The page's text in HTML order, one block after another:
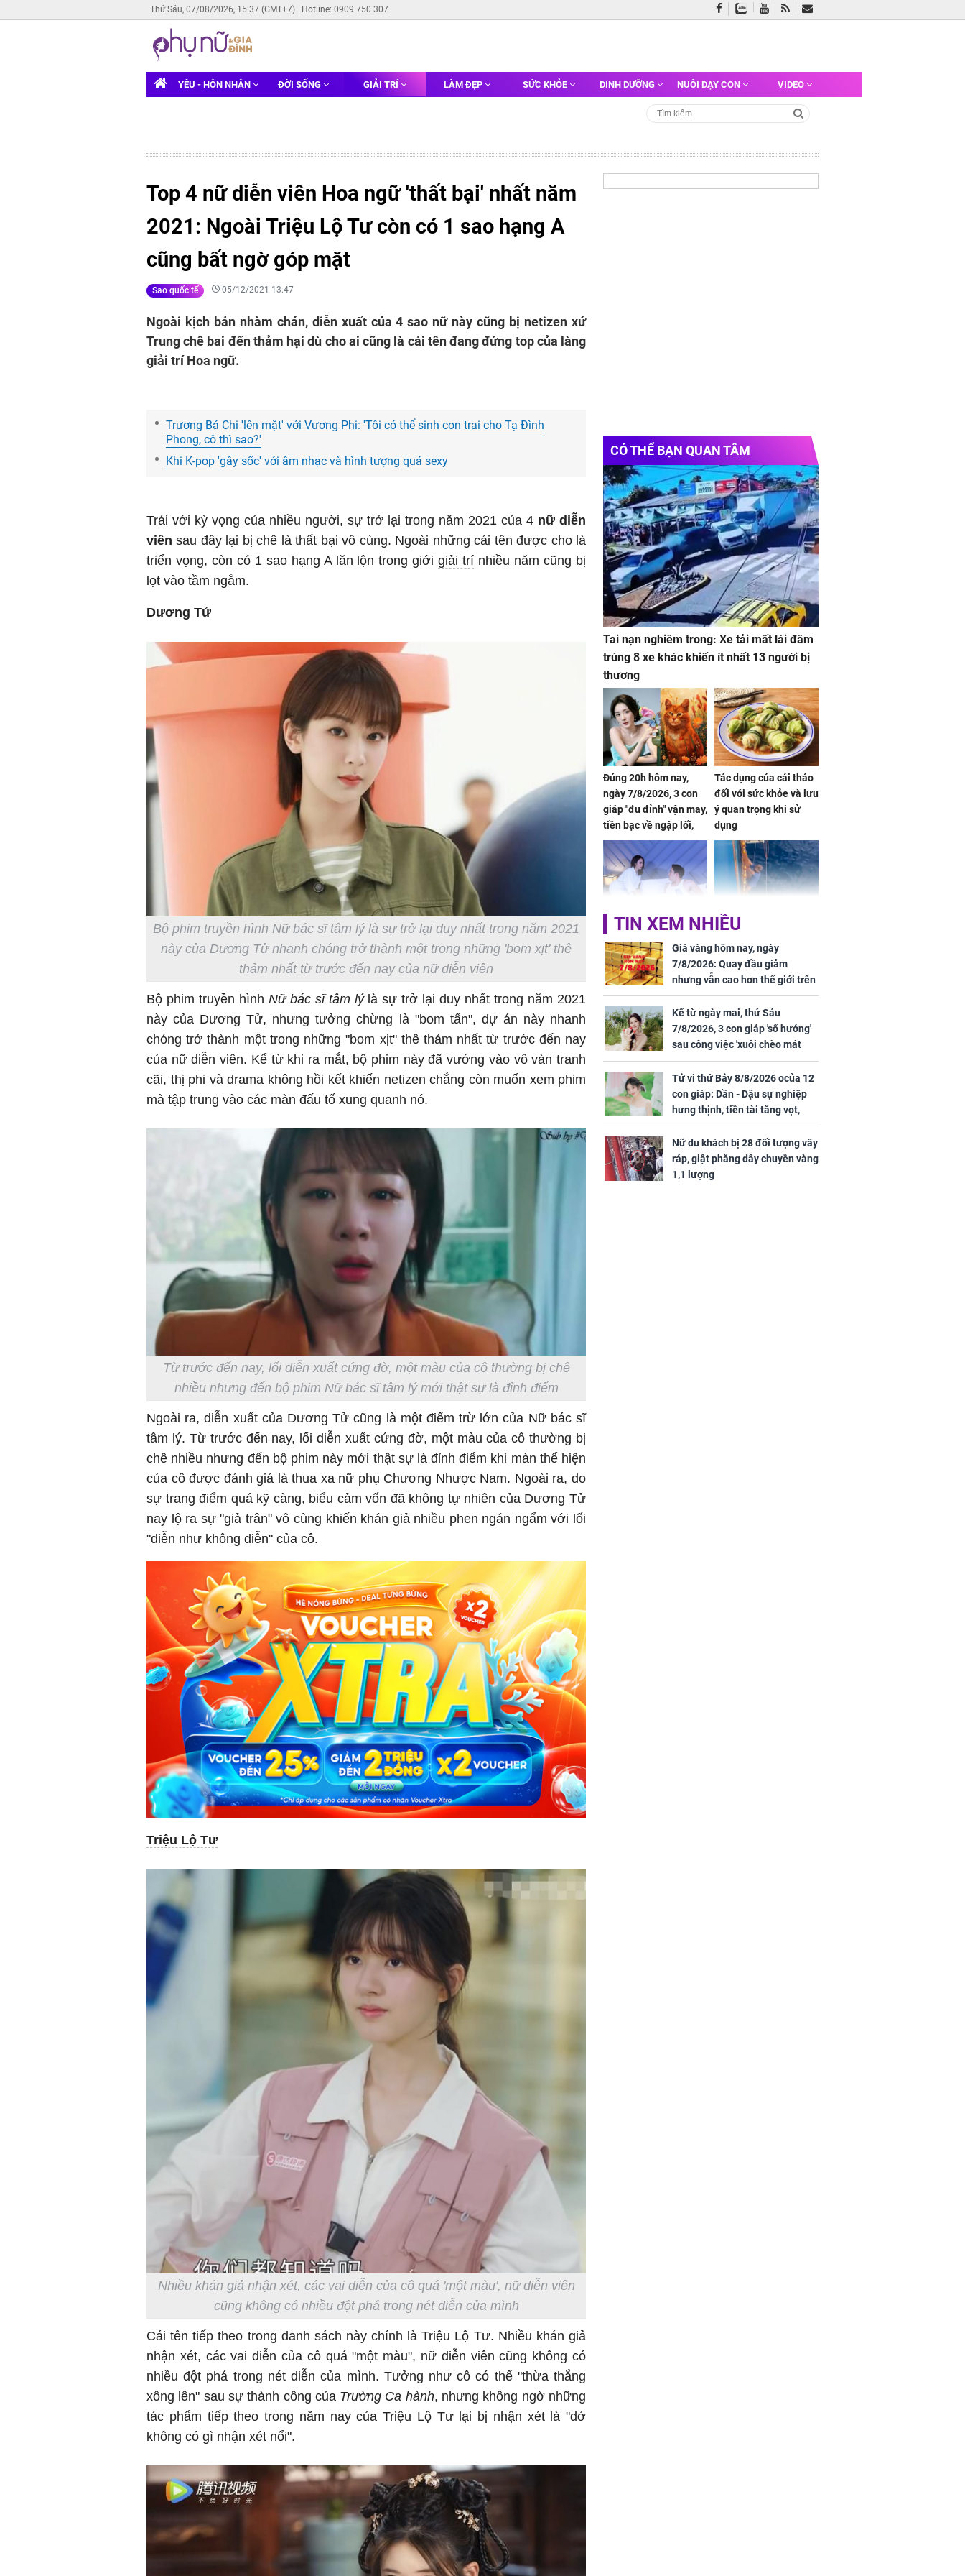
Thứ Sáu, 07/08/2026, 15:37 (GMT+7) Hotline: 0909 750 307
YÊU - HÔN NHÂN ĐỜI SỐNG GIẢI TRÍ LÀM ĐẸP SỨC KHỎE DINH DƯỠNG NUÔI DẠY CON VIDEO
Top 4 nữ diễn viên Hoa ngữ 'thất bại' nhất năm
2021: Ngoài Triệu Lộ Tư còn có 1 sao hạng A
cũng bất ngờ góp mặt
Sao quốc tế 05/12/2021 13:47
Ngoài kịch bản nhàm chán, diễn xuất của 4 sao nữ này cũng bị netizen xứ
Trung chê bai đến thảm hại dù cho ai cũng là cái tên đang đứng top của làng
giải trí Hoa ngữ.
Trương Bá Chi 'lên mặt' với Vương Phi: 'Tôi có thể sinh con trai cho Tạ Đình
Phong, cô thì sao?'
Khi K-pop 'gây sốc' với âm nhạc và hình tượng quá sexy
Trái với kỳ vọng của nhiều người, sự trở lại trong năm 2021 của 4 nữ diễn
viên sau đây lại bị chê là thất bại vô cùng. Ngoài những cái tên được cho là
triển vọng, còn có 1 sao hạng A lăn lộn trong giớigiải trí nhiều năm cũng bị
lọt vào tầm ngắm.
Dương Tử
Bộ phim truyền hình Nữ bác sĩ tâm lý là sự trở lại duy nhất trong năm 2021
này của Dương Tử nhanh chóng trở thành một trong những 'bom xịt' thê
thảm nhất từ trước đến nay của nữ diễn viên
Bộ phim truyền hình Nữ bác sĩ tâm lýlà sự trở lại duy nhất trong năm 2021
này của Dương Tử, nhưng tưởng chừng là "bom tấn", dự án này nhanh
chóng trở thành một trong những "bom xịt" thê thảm nhất từ trước đến nay
của nữ diễn viên. Kể từ khi ra mắt, bộ phim này đã vướng vào vô vàn tranh
cãi, thị phi và drama không hồi kết khiến netizen chẳng còn muốn xem phim
mà tập trung vào các màn đấu tố xung quanh nó.
Từ trước đến nay, lối diễn xuất cứng đờ, một màu của cô thường bị chê
nhiều nhưng đến bộ phim Nữ bác sĩ tâm lýmới thật sự là đỉnh điểm
Ngoài ra, diễn xuất của Dương Tử cũng là một điểm trừ lớn của Nữ bác sĩ
tâm lý. Từ trước đến nay, lối diễn xuất cứng đờ, một màu của cô thường bị
chê nhiều nhưng đến bộ phim này mới thật sự là đỉnh điểm khi màn thể hiện
của cô được đánh giá là thua xa nữ phụ Chương Nhược Nam. Ngoài ra, do
sự trang điểm quá kỹ càng, biểu cảm vốn đã không tự nhiên của Dương Tử
nay lộ ra sự "giả trân" vô cùng khiến khán giả nhiều phen ngán ngẩm với lối
"diễn như không diễn" của cô.
Triệu Lộ Tư
Nhiều khán giả nhận xét, các vai diễn của cô quá 'một màu', nữ diễn viên
cũng không có nhiều đột phá trong nét diễn của mình
Cái tên tiếp theo trong danh sách này chính là Triệu Lộ Tư. Nhiều khán giả
nhận xét, các vai diễn của cô quá "một màu", nữ diễn viên cũng không có
nhiều đột phá trong nét diễn của mình. Tưởng như cô có thể "thừa thắng
xông lên" sau sự thành công của Trường Ca hành, nhưng không ngờ những
tác phẩm tiếp theo trong năm nay của Triệu Lộ Tư lại bị nhận xét là "dở
không có gì nhận xét nổi".
CÓ THỂ BẠN QUAN TÂM
Tai nạn nghiêm trong: Xe tải mất lái đâm
trúng 8 xe khác khiến ít nhất 13 người bị
thương
Đúng 20h hôm nay,
ngày 7/8/2026, 3 con
giáp "đu đỉnh" vận may,
tiền bạc về ngập lối,
đón lộc ấm no, tình
tiền viên mãn
Tác dụng của cải thảo
đối với sức khỏe và lưu
ý quan trọng khi sử
dụng
Phát hiện vợ giấu
chuyện từng có chồng,
tôi đòi ly hôn nhưng
sững sờ khi nghe mẹ
tôi buông câu này
Ngư dân mất tích đã
được tìm thấy còn
sống sau 26 ngày lênh
đênh trên biển Thái
Bình Dương
sau tin đồn thay tim,
cởi áo chứng minh sức
khỏe
TIN XEM NHIỀU
Giá vàng hôm nay, ngày
7/8/2026: Quay đầu giảm
nhưng vẫn cao hơn thế giới trên
7 triệu đồng
Kể từ ngày mai, thứ Sáu
7/8/2026, 3 con giáp 'số hưởng'
sau công việc 'xuôi chèo mát
mái', tiền tài 'thu về như nước',
tình duyên viên mãn
Tử vi thứ Bảy 8/8/2026 ocủa 12
con giáp: Dần - Dậu sự nghiệp
hưng thịnh, tiền tài tăng vọt,
Mão - Thân công việc bất trắc,
tiền mất tật mang
Nữ du khách bị 28 đối tượng vây
ráp, giật phăng dây chuyền vàng
1,1 lượng